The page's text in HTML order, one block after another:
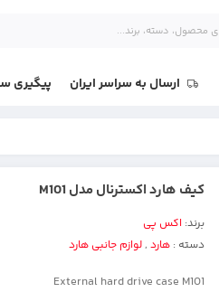
ارسال به سراسر ایران پیگیری
کیف هارد اکسترنال مدل M101
برند: اکس پی
دسته : هارد,لوازم جانبی هارد
External hard drive case M101